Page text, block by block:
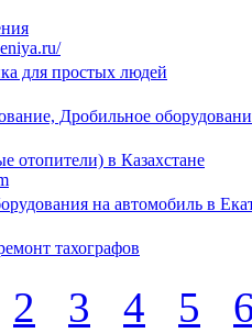
для простых людей
Дробильное
отопители) в Казахстане
на автомобиль в
тахографов
2 3 4 5